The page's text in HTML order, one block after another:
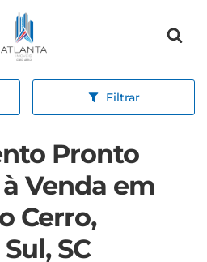
Página inicial
Filtrar
Pronto
Venda em
Cerro,
SC